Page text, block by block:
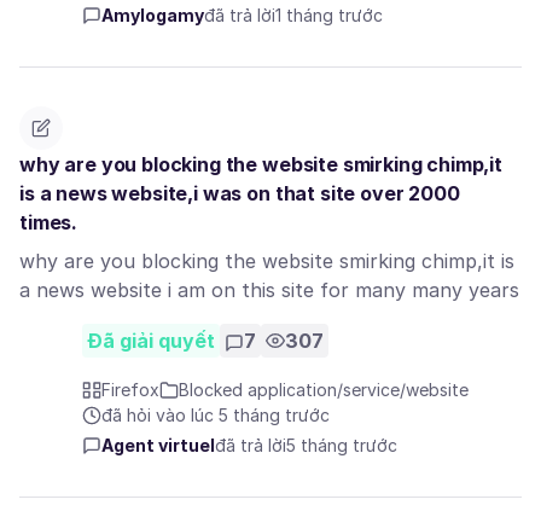
Amylogamyđã trả lời1 tháng trước
why are you blocking the website smirking chimp,it
is a news website,i was on that site over 2000
times.
why are you blocking the website smirking chimp,it is
a news website i am on this site for many many years
Đã giải quyết 7 307
Firefox
Blocked application/service/website
đã hỏi vào lúc 5 tháng trước
Agent virtuel đã trả lời5 tháng trước